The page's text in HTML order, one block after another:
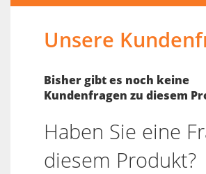
Unsere
Bisher gibt es noch keine
Kundenfragen zu diesem
Haben Sie eine
diesem Produkt?